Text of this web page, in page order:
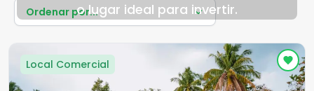
o lugar ideal para invertir.
Ordenar por...
Local Comercial